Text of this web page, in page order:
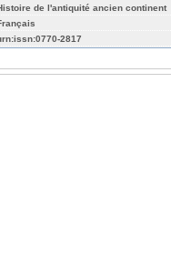
de l'antiquité ancien continent
2817